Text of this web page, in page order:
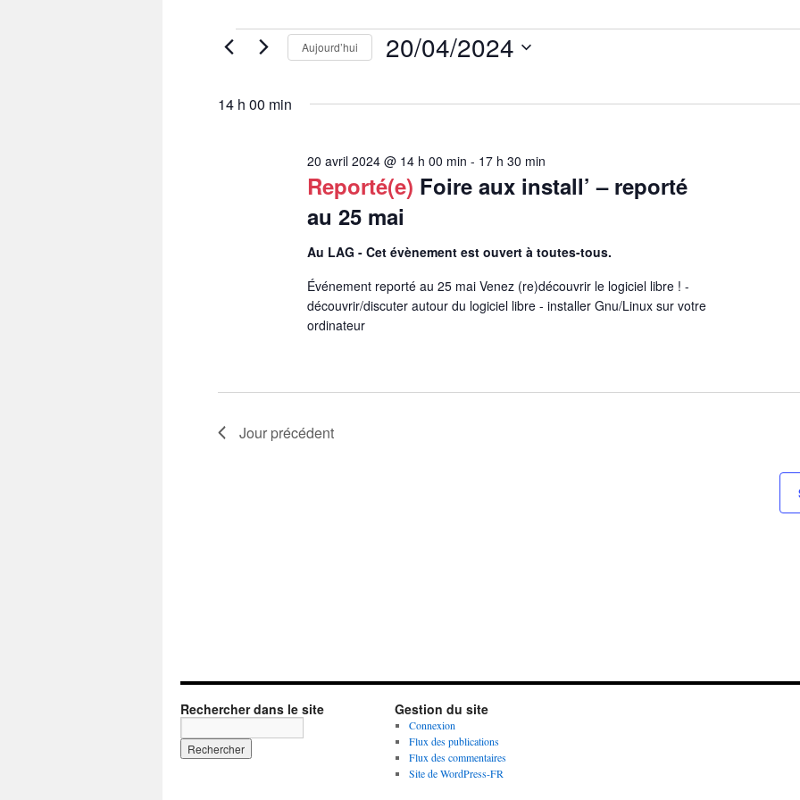
Évènements
for
2024
Aujourd’hui 20/04/2024
date.
14 h 00 min
Reporté(e) Foire aux install’ – reporté
au 25 mai
20 avril 2024 @ 14 h 00 min - 17 h 30 min
Au LAG - Cet évènement est ouvert à toutes-tous.
Événement reporté au 25 mai Venez (re)découvrir le logiciel libre ! -
découvrir/discuter autour du logiciel libre - installer Gnu/Linux sur votre
ordinateur
Jour précédent
Rechercher dans le site Gestion du site
Connexion
Flux des publications
Flux des commentaires
Site de WordPress-FR